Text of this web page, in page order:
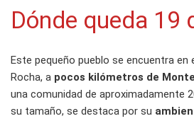
Dónde queda 19
Este pequeño pueblo se encuentra en
Rocha, a pocos kilómetros de
una comunidad de aproximadamente
su tamaño, se destaca por su